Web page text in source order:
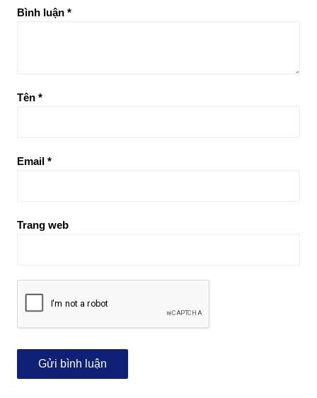
Bình luận *
Tên *
Email *
Trang web